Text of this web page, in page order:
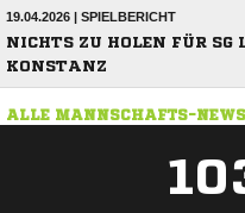
19.04.2026 | SPIELBERICHT
NICHTS ZU HOLEN FÜR SG
KONSTANZ
ALLE MANNSCHAFTS-